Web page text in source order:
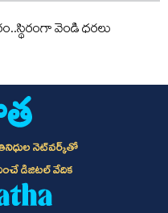
వెండి ధరలు
నెట్‌వర్క్‌తో
డిజిటల్ వేదిక